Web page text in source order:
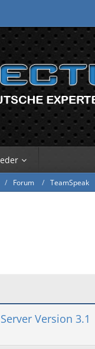
Forum TeamSpeak
Version 3.1